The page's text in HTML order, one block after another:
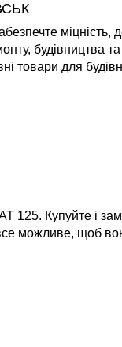
міцність,
будівництва
товари для
Купуйте і
можливе, щоб